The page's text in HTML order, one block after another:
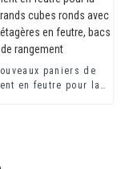
paniers de
en feutre pour la